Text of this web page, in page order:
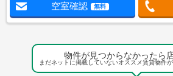
空室確認 無料
物件が見つからなかったら
まだネットに掲載していないオススメ賃貸物件